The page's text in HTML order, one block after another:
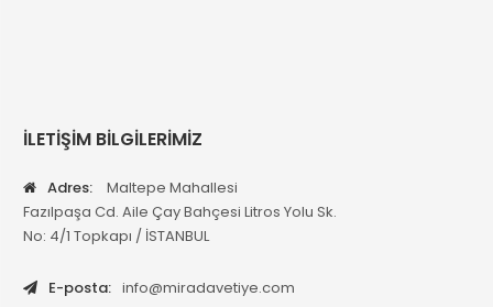
İLETİŞİM BİLGİLERİMİZ
Adres:
Maltepe Mahallesi
Fazılpaşa Cd. Aile Çay Bahçesi Litros Yolu Sk.
No: 4/1 Topkapı / İSTANBUL
E-posta: info@miradavetiye.com